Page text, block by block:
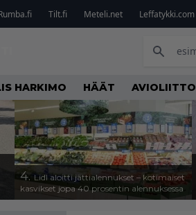
Tilt.fi Meteli.net Leffatykki.com
HARKIMO HÄÄT AVIOLIITTO
4. Lidl aloitti jättialennukset – kotimaiset
kasvikset jopa 40 prosentin alennuksessa